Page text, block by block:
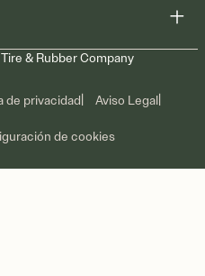
& Rubber Company
de privacidad Aviso Legal
de cookies